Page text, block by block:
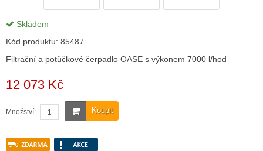
Skladem
Kód produktu: 85487
Filtrační a potůčkové čerpadlo OASE s výkonem 7000 l/hod
12 073 Kč
Koupit
Množství: